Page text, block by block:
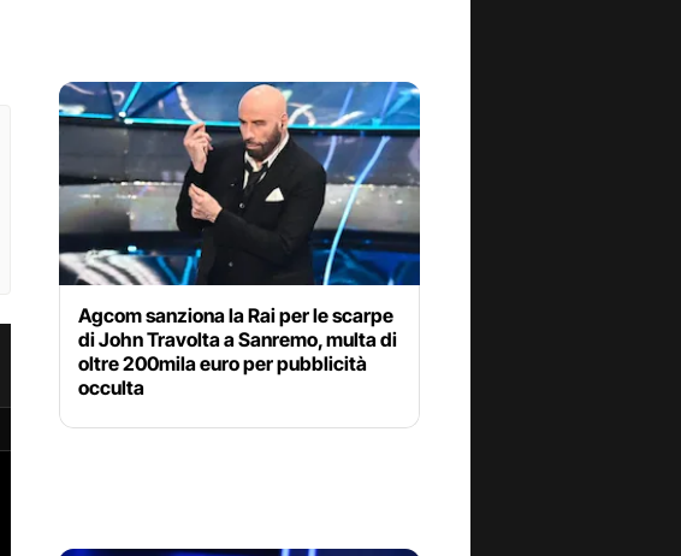
Agcom sanziona la Rai per le scarpe
di John Travolta a Sanremo, multa di
oltre 200mila euro per pubblicità
occulta